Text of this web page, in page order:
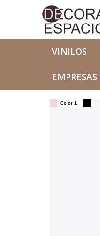
VINILOS
EMPRESAS
Vinilos
Color 1